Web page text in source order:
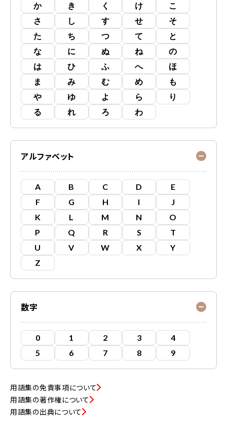
か
き く け
こ
さ
し す せ
そ
た
ち つ て
と
な
に ぬ ね
の
は
ひ ふ へ
ほ
ま
み む め
も
や
ゆ よ ら
り
る
れ ろ わ
アルファベット
A B C D
E
F
G H I
J
K
L M N
O
P
Q R S
T
U
V W X
Y
Z
数字
0 1 2 3
4
5
6 7 8 9
用語集の免責事項について
用語集の著作権について
用語集の出典について